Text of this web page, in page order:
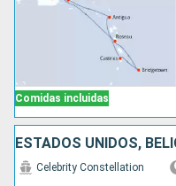
Comidas incluidas
ESTADOS UNIDOS,
Celebrity Constellation